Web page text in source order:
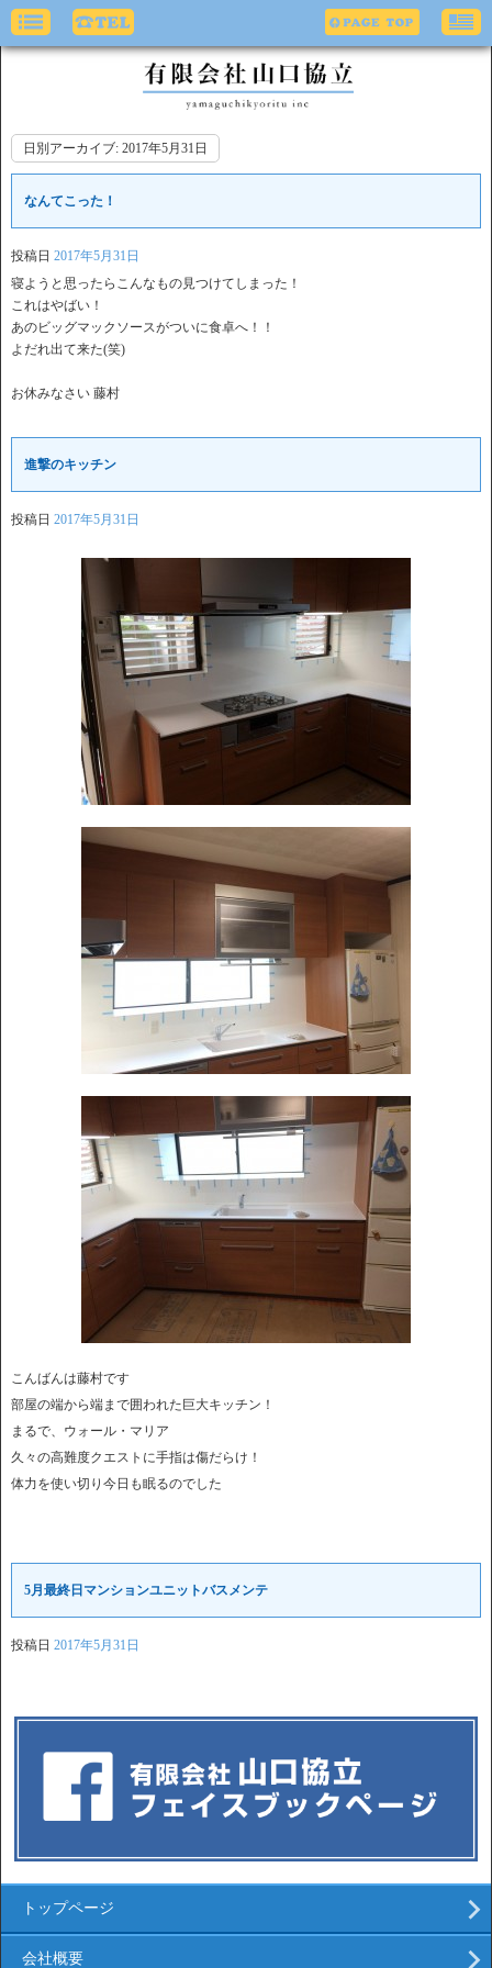
日別アーカイブ: 2017年5月31日
なんてこった！
投稿日 2017年5月31日
寝ようと思ったらこんなもの見つけてしまった！
これはやばい！
あのビッグマックソースがついに食卓へ！！
よだれ出て来た(笑)
お休みなさい 藤村
進撃のキッチン
投稿日 2017年5月31日
こんばんは藤村です
部屋の端から端まで囲われた巨大キッチン！
まるで、ウォール・マリア
久々の高難度クエストに手指は傷だらけ！
体力を使い切り今日も眠るのでした
5月最終日マンションユニットバスメンテ
投稿日 2017年5月31日
トップページ
会社概要